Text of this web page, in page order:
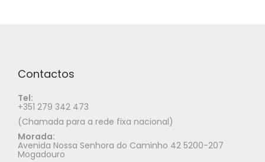
Contactos
Tel:
+351 279 342 473
(Chamada para a rede fixa nacional)
Morada:
Avenida Nossa Senhora do Caminho 42 5200-207
Mogadouro